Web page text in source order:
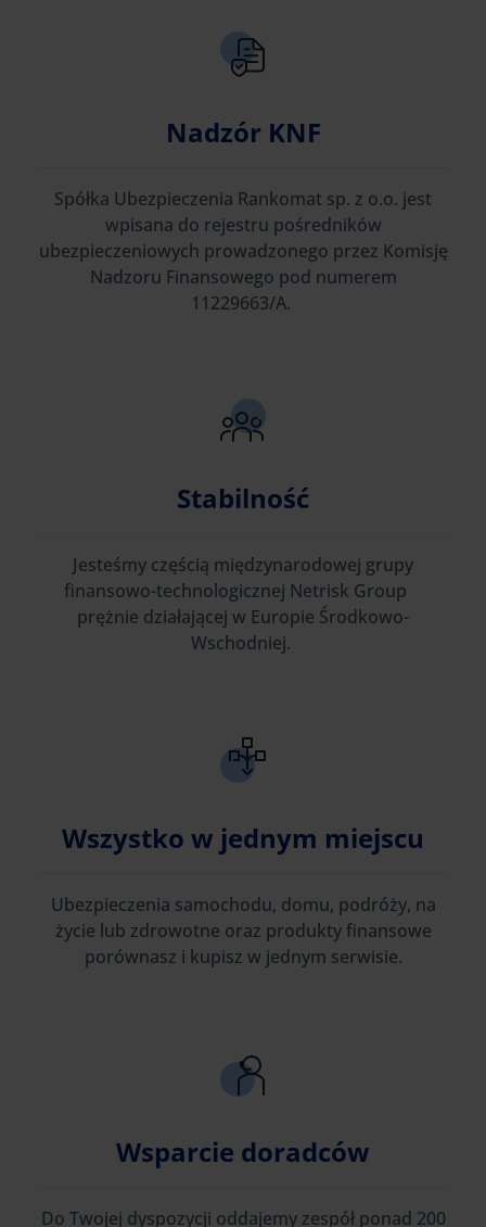
Nadzór KNF
Spółka Ubezpieczenia Rankomat sp. z o.o. jest
wpisana do rejestru pośredników
ubezpieczeniowych prowadzonego przez Komisję
Nadzoru Finansowego pod numerem
11229663/A.
Stabilność
Jesteśmy częścią międzynarodowej grupy
finansowo-technologicznej Netrisk Group
prężnie działającej w Europie Środkowo-
Wschodniej.
Wszystko w jednym miejscu
Ubezpieczenia samochodu, domu, podróży, na
życie lub zdrowotne oraz produkty finansowe
porównasz i kupisz w jednym serwisie.
Wsparcie doradców
Do Twojej dyspozycji oddajemy zespół ponad 200